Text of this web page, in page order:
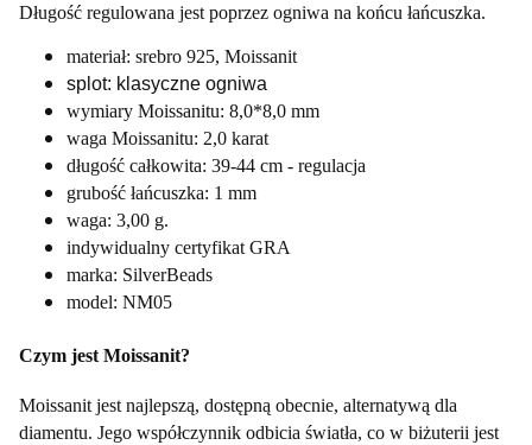
Długość regulowana jest poprzez ogniwa na końcu łańcuszka.
materiał: srebro 925, Moissanit
splot: klasyczne ogniwa
wymiary Moissanitu: 8,0*8,0 mm
waga Moissanitu: 2,0 karat
długość całkowita: 39-44 cm - regulacja
grubość łańcuszka: 1 mm
waga: 3,00 g.
indywidualny certyfikat GRA
marka: SilverBeads
model: NM05
Czym jest Moissanit?
Moissanit jest najlepszą, dostępną obecnie, alternatywą dla
diamentu. Jego współczynnik odbicia światła, co w biżuterii jest